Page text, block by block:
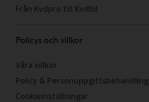
Från Kvdpro till Kvdbil
Policys och villkor
Våra villkor
Policy & Personuppgiftsbehandling
Cookieinställningar